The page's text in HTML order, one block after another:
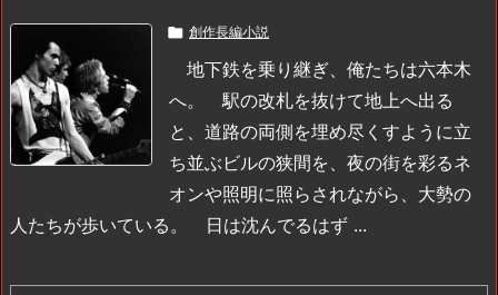
 創作長編小説
地下鉄を乗り継ぎ、俺たちは六本木
へ。
駅の改札を抜けて地上へ出る
と、道路の両側を埋め尽くすように立
ち並ぶビルの狭間を、夜の街を彩るネ
オンや照明に照らされながら、大勢の
人たちが歩いている。
日は沈んでるはず ...